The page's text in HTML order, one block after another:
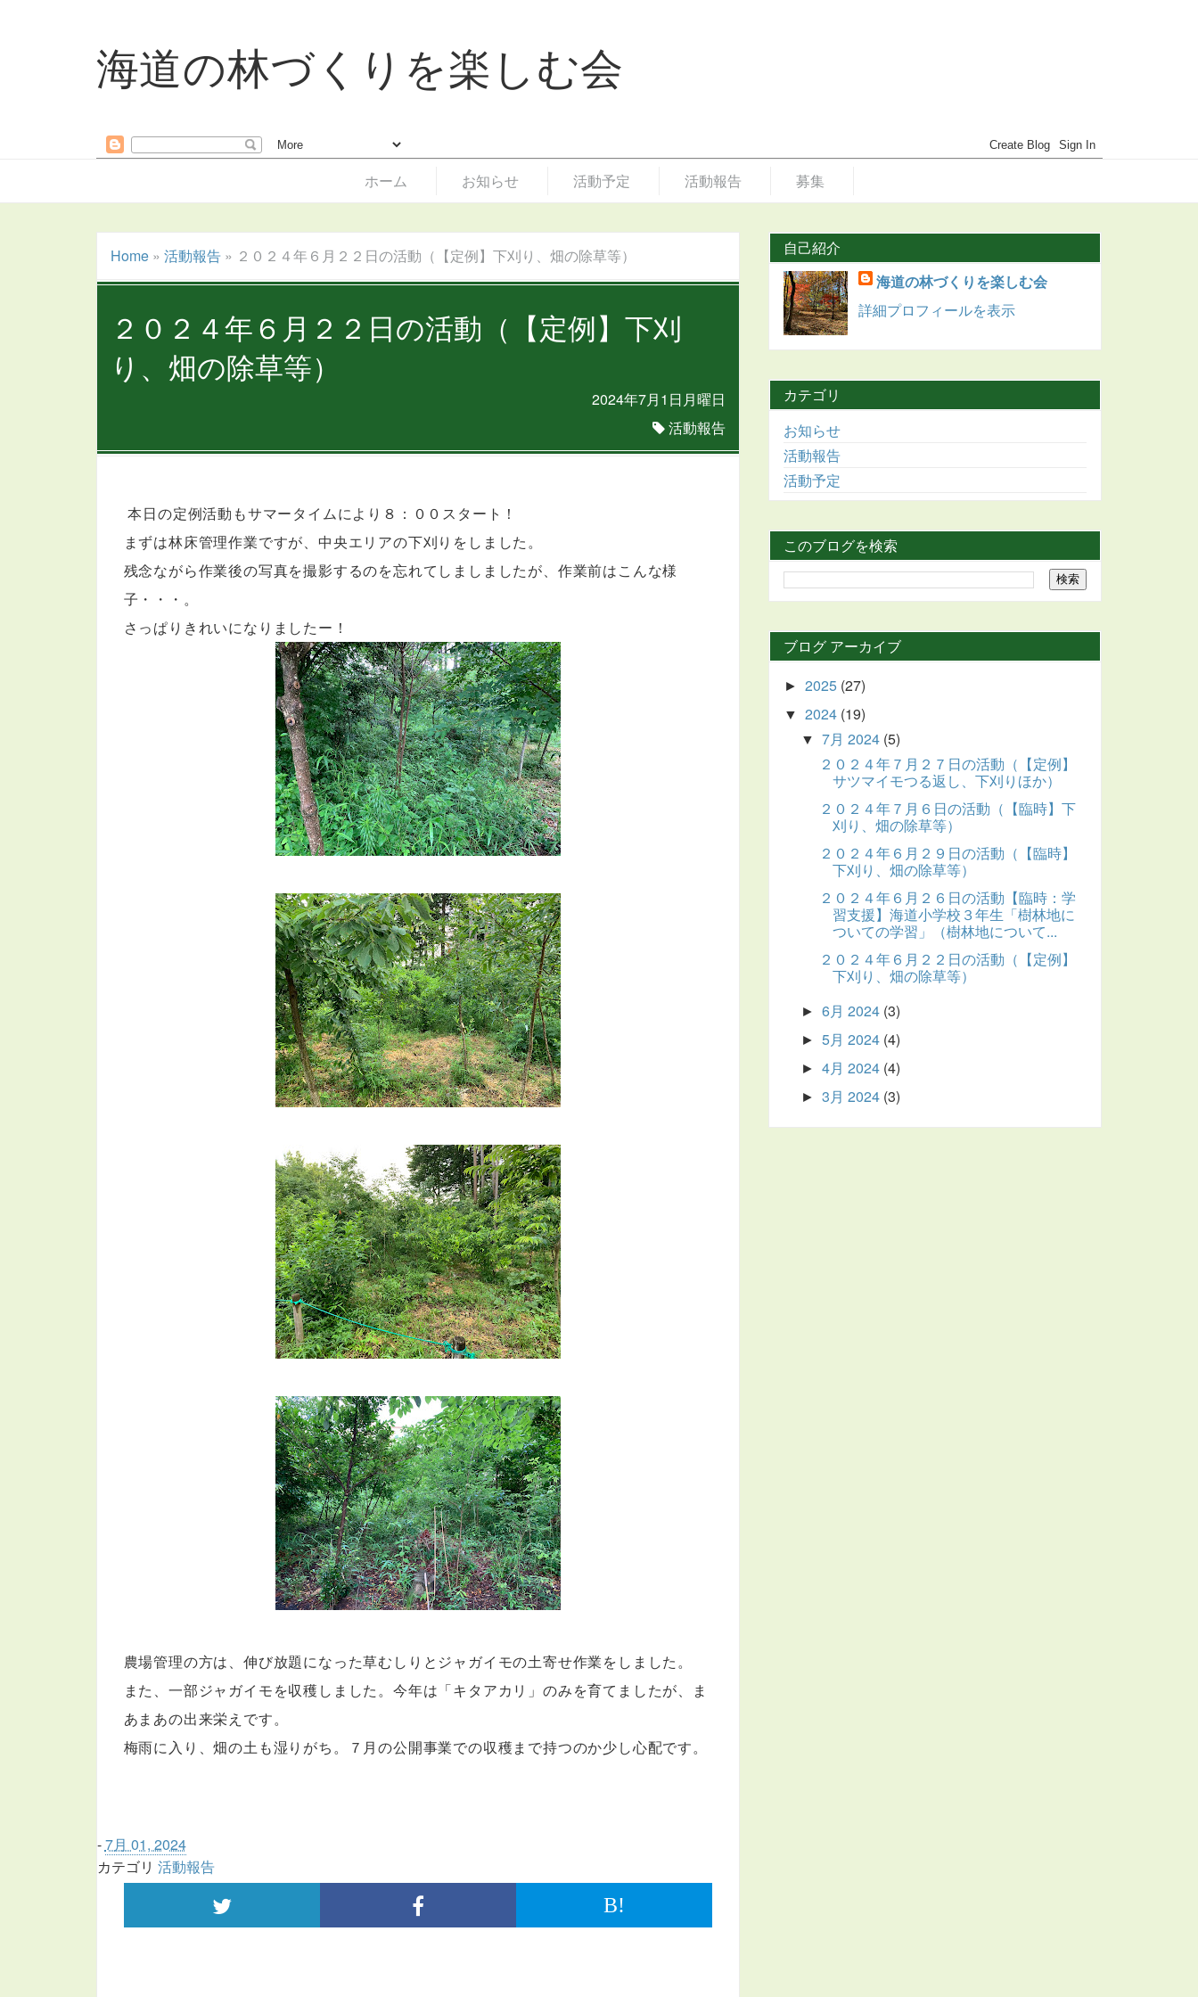
海道の林づくりを楽しむ会
ホーム お知らせ 活動予定 活動報告 募集
Home» 活動報告» ２０２４年６月２２日の活動（【定例】下刈り、畑の除草等）
２０２４年６月２２日の活動（【定例】下刈
り、畑の除草等）
2024年7月1日月曜日
活動報告
本日の定例活動もサマータイムにより８：００スタート！
まずは林床管理作業ですが、中央エリアの下刈りをしました。
残念ながら作業後の写真を撮影するのを忘れてしましましたが、作業前はこんな様
子・・・。
さっぱりきれいになりましたー！
農場管理の方は、伸び放題になった草むしりとジャガイモの土寄せ作業をしました。
また、一部ジャガイモを収穫しました。今年は「キタアカリ」のみを育てましたが、ま
あまあの出来栄えです。
梅雨に入り、畑の土も湿りがち。７月の公開事業での収穫まで持つのか少し心配です。
-7月 01, 2024
カテゴリ 活動報告
B!
自己紹介
海道の林づくりを楽しむ会
詳細プロフィールを表示
カテゴリ
お知らせ
活動報告
活動予定
このブログを検索
ブログ アーカイブ
► 2025 (27)
▼ 2024 (19)
▼ 7月 2024 (5)
２０２４年７月２７日の活動（【定例】
サツマイモつる返し、下刈りほか）
２０２４年７月６日の活動（【臨時】下
刈り、畑の除草等）
２０２４年６月２９日の活動（【臨時】
下刈り、畑の除草等）
２０２４年６月２６日の活動【臨時：学
習支援】海道小学校３年生「樹林地に
ついての学習」（樹林地について...
２０２４年６月２２日の活動（【定例】
下刈り、畑の除草等）
► 6月 2024 (3)
► 5月 2024 (4)
► 4月 2024 (4)
► 3月 2024 (3)